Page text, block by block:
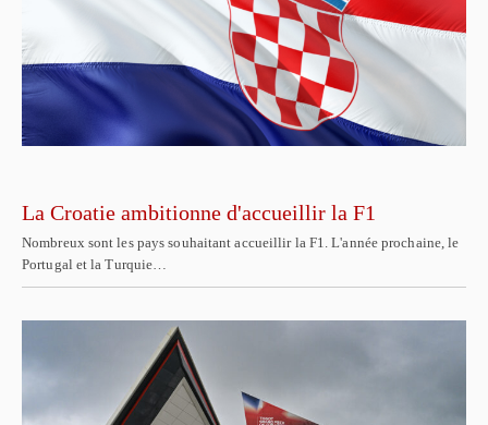
La Croatie ambitionne d'accueillir la F1
Nombreux sont les pays souhaitant accueillir la F1. L'année prochaine, le
Portugal et la Turquie…